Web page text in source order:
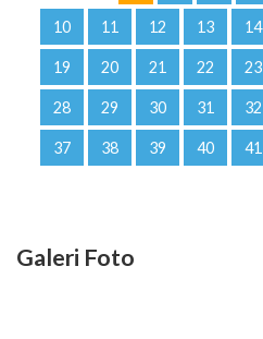
10 11 12 13 14
19 20 21 22 23
28 29 30 31 32
37 38 39 40 41
Galeri Foto